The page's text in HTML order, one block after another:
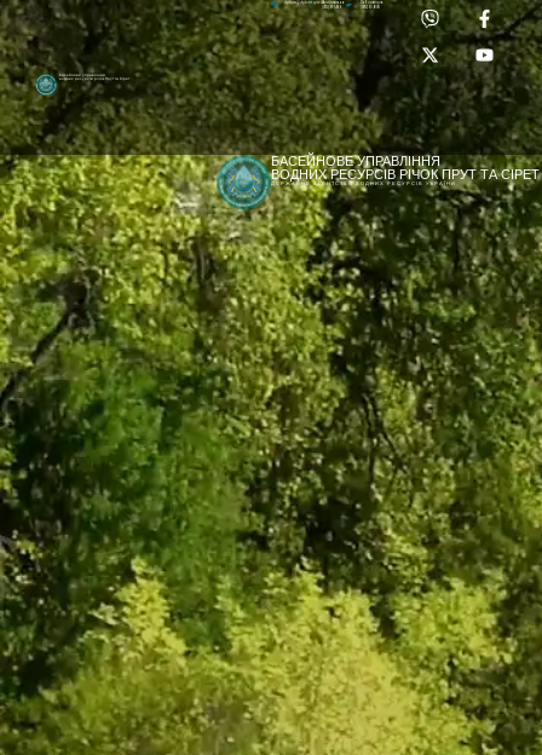
[newyear_garland]
Басейнове управління
водних ресурсів річок Прут та Сірет
Лабораторія:
(0372) 53-92-00
dpbuvr@dpbuvr.gov.uaПриймальня:
(0372) 51-14-56
БАСЕЙНОВЕ УПРАВЛІННЯ
ВОДНИХ РЕСУРСІВ РІЧОК ПРУТ ТА СІРЕТ
ДЕРЖАВНЕ АГЕНТСТВО ВОДНИХ РЕСУРСІВ УКРАЇНИ